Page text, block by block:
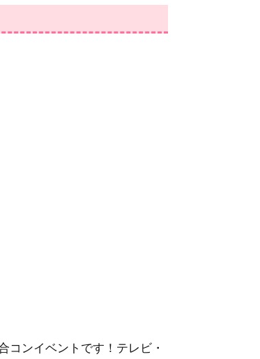
ンイベントです！テレビ・